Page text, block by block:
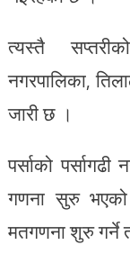
त्यस्तै
नगरपालिका,
जारी छ ।
पर्साको
गणना सुरु भएको
मतगणना शुरु गर्ने